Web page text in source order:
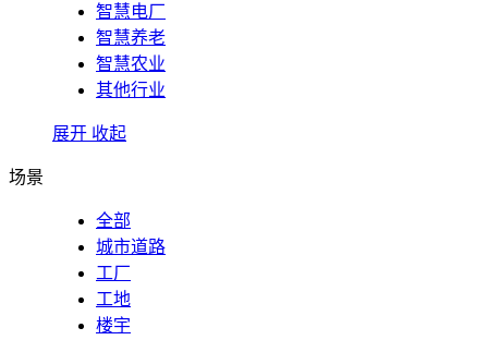
智慧电厂
智慧养老
智慧农业
其他行业
展开 收起
场景
全部
城市道路
工厂
工地
楼宇